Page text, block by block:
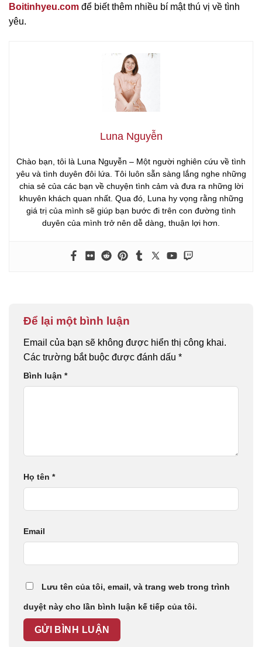
Boitinhyeu.com để biết thêm nhiều bí mật thú vị về tình
yêu.
Luna Nguyễn
Chào bạn, tôi là Luna Nguyễn – Một người nghiên cứu về tình
yêu và tình duyên đôi lứa. Tôi luôn sẵn sàng lắng nghe những
chia sẻ của các bạn về chuyện tình cảm và đưa ra những lời
khuyên khách quan nhất. Qua đó, Luna hy vọng rằng những
giá trị của mình sẽ giúp bạn bước đi trên con đường tình
duyên của mình trở nên dễ dàng, thuận lợi hơn.
Để lại một bình luận
Email của bạn sẽ không được hiển thị công khai.
Các trường bắt buộc được đánh dấu *
Bình luận *
Họ tên *
Email
Lưu tên của tôi, email, và trang web trong trình
duyệt này cho lần bình luận kế tiếp của tôi.